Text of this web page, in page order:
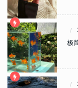
极